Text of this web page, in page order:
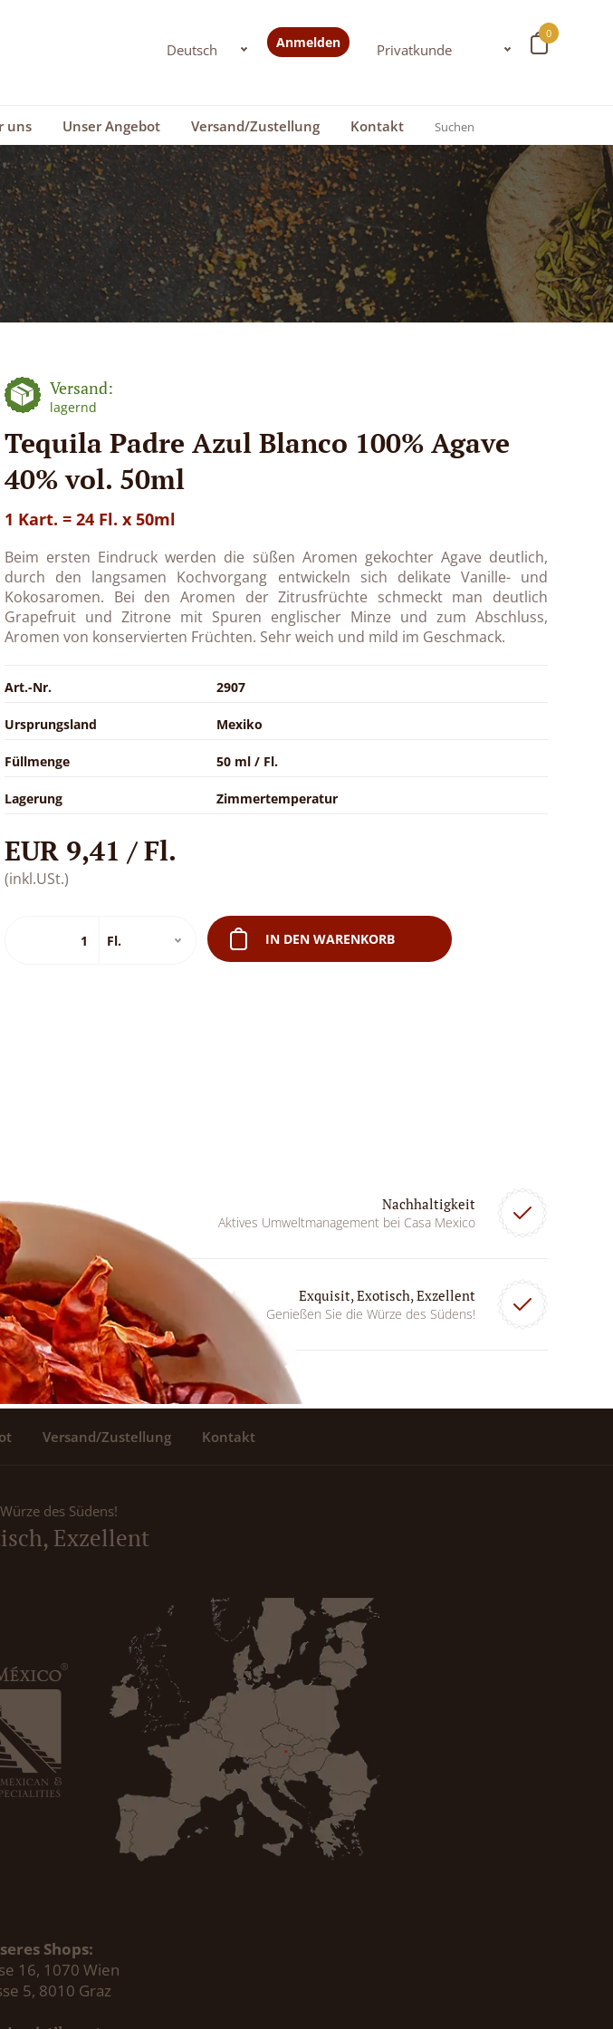
0
Anmelden
uns Unser Angebot Versand/Zustellung Kontakt
Versand:
lagernd
Tequila Padre Azul Blanco 100% Agave
40% vol. 50ml
1 Kart. = 24 Fl. x 50ml
Beim ersten Eindruck werden die süßen Aromen gekochter Agave deutlich,
durch den langsamen Kochvorgang entwickeln sich delikate Vanille- und
Kokosaromen. Bei den Aromen der Zitrusfrüchte schmeckt man deutlich
Grapefruit und Zitrone mit Spuren englischer Minze und zum Abschluss,
Aromen von konservierten Früchten. Sehr weich und mild im Geschmack.
Art.-Nr. 2907
Ursprungsland Mexiko
Füllmenge 50 ml / Fl.
Lagerung Zimmertemperatur
EUR 9,41 / Fl.
(inkl.USt.)
IN DEN WARENKORB
Nachhaltigkeit
Aktives Umweltmanagement bei Casa Mexico
Exquisit, Exotisch, Exzellent
Genießen Sie die Würze des Südens!
Versand/Zustellung Kontakt
des Südens!
Exzellent
Shops:
16, 1070 Wien
5, 8010 Graz